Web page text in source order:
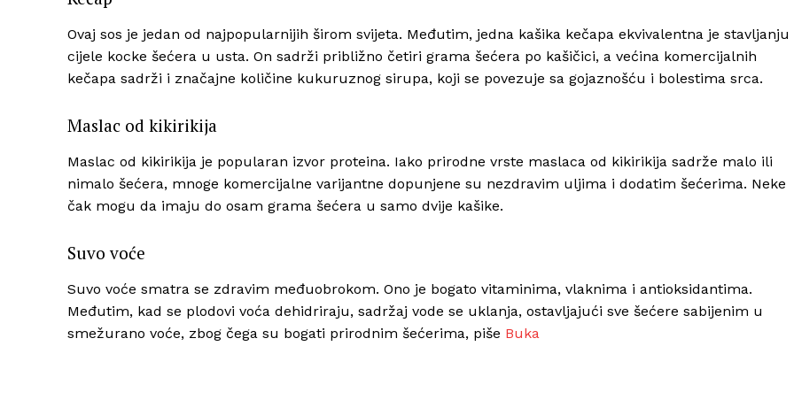
Ovaj sos je jedan od najpopularnijih širom svijeta. Međutim, jedna kašika kečapa ekvivalentna je stavljanju
cijele kocke šećera u usta. On sadrži približno četiri grama šećera po kašičici, a većina komercijalnih
kečapa sadrži i značajne količine kukuruznog sirupa, koji se povezuje sa gojaznošću i bolestima srca.
Maslac od kikirikija
Maslac od kikirikija je popularan izvor proteina. Iako prirodne vrste maslaca od kikirikija sadrže malo ili
nimalo šećera, mnoge komercijalne varijantne dopunjene su nezdravim uljima i dodatim šećerima. Neke
čak mogu da imaju do osam grama šećera u samo dvije kašike.
Suvo voće
Suvo voće smatra se zdravim međuobrokom. Ono je bogato vitaminima, vlaknima i antioksidantima.
Međutim, kad se plodovi voća dehidriraju, sadržaj vode se uklanja, ostavljajući sve šećere sabijenim u
smežurano voće, zbog čega su bogati prirodnim šećerima, piše Buka